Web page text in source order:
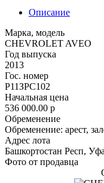
Описание
Марка, модель
CHEVROLET AVEO
Год выпуска
2013
Гос. номер
Р11ЗРС102
Начальная цена
536 000.00 p
Обременение
Обременение: арест,
Адрес лота
Башкортостан Респ,
Фото от продавца